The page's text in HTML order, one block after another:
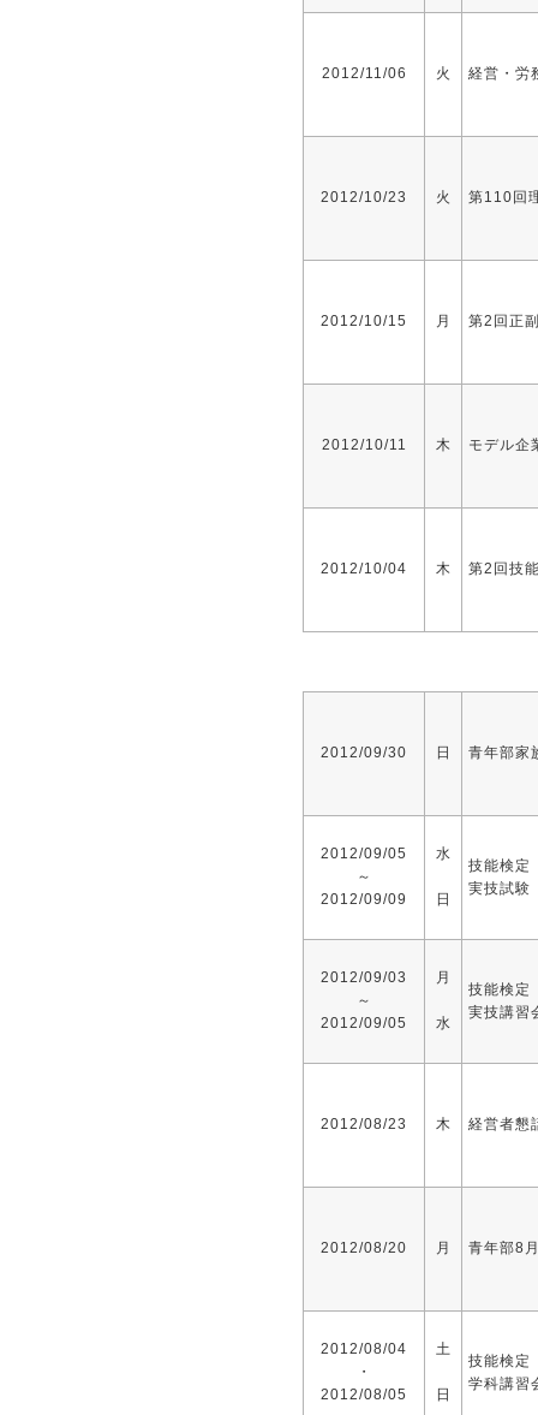
2012/11/06 火 経営・労
2012/10/23 火 第110回
2012/10/15 月 第2回正
2012/10/11 木 モデル企
2012/10/04 木 第2回技
2012/09/30 日 青年部家
2012/09/05
～
2012/09/09
水
日
技能検定
実技試験
2012/09/03
～
2012/09/05
月
水
技能検定
実技講習
2012/08/23 木 経営者懇
2012/08/20 月 青年部8
2012/08/04
・
2012/08/05
土
日
技能検定
学科講習